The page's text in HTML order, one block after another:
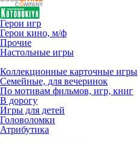
Герои игр
Герои кино, м/ф
Прочие
Настольные игры
Коллекционные карточные игры
Семейные, для вечеринок
По мотивам фильмов, игр, книг
В дорогу
Игры для детей
Головоломки
Атрибутика